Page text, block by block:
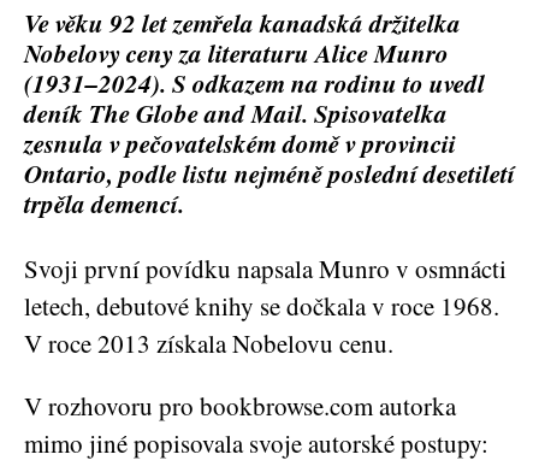
Ve věku 92 let zemřela kanadská držitelka
Nobelovy ceny za literaturu Alice Munro
(1931–2024). S odkazem na rodinu to uvedl
deník The Globe and Mail. Spisovatelka
zesnula v pečovatelském domě v provincii
Ontario, podle listu nejméně poslední desetiletí
trpěla demencí.
Svoji první povídku napsala Munro v osmnácti
letech, debutové knihy se dočkala v roce 1968.
V roce 2013 získala Nobelovu cenu.
V rozhovoru pro bookbrowse.com autorka
mimo jiné popisovala svoje autorské postupy: